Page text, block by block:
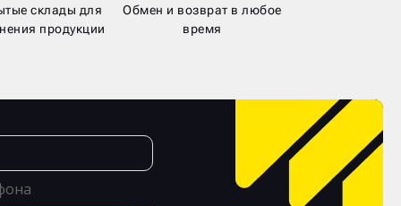
склады для
продукции
Обмен и возврат в любое
время